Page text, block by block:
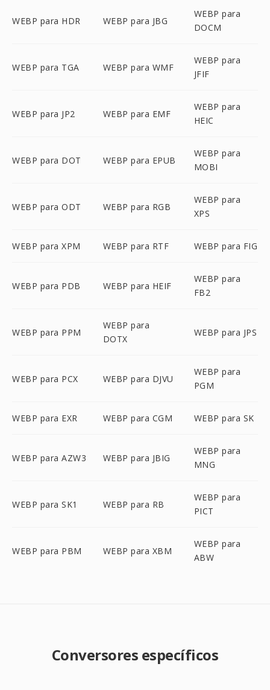
WEBP para HDR WEBP para JBG
WEBP para
DOCM
WEBP para TGA WEBP para WMF
WEBP para
JFIF
WEBP para JP2 WEBP para EMF
WEBP para
HEIC
WEBP para DOT WEBP para EPUB
WEBP para
MOBI
WEBP para ODT WEBP para RGB
WEBP para
XPS
WEBP para XPM WEBP para RTF WEBP para FIG
WEBP para PDB WEBP para HEIF
WEBP para
FB2
WEBP para PPM
WEBP para
DOTX
WEBP para JPS
WEBP para PCX WEBP para DJVU
WEBP para
PGM
WEBP para EXR WEBP para CGM WEBP para SK
WEBP para AZW3 WEBP para JBIG
WEBP para
MNG
WEBP para SK1 WEBP para RB
WEBP para
PICT
WEBP para PBM WEBP para XBM
WEBP para
ABW
Conversores específicos